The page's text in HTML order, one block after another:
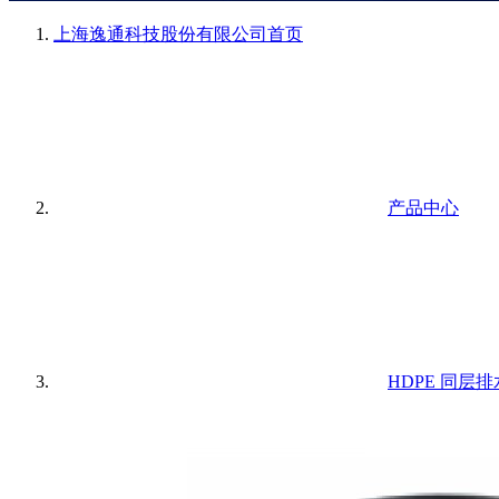
上海逸通科技股份有限公司 首页
产品中心
HDPE 同层排